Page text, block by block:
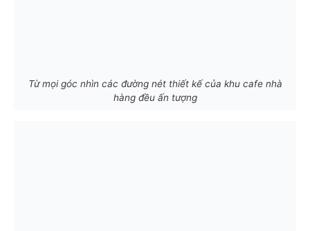
Từ mọi góc nhìn các đường nét thiết kế của khu cafe nhà
hàng đều ấn tượng